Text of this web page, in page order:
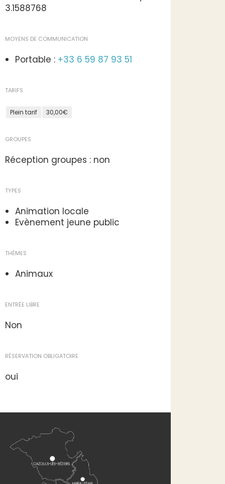
3.1588768
MOYENS DE COMMUNICATION
Portable : +33 6 59 87 93 51
TARIFS
Plein tarif 30,00€
GROUPES
Réception groupes : non
TYPES
Animation locale
Evènement jeune public
THÈMES
Animaux
ENTRÉE LIBRE
Non
RÉSERVATION OBLIGATOIRE
oui